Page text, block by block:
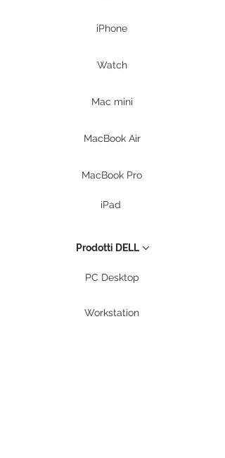
iPhone
Watch
Mac mini
MacBook Air
MacBook Pro
iPad
Prodotti DELL
PC Desktop
Workstation